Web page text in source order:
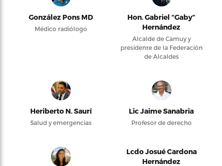
González Pons MD
Médico radiólogo
Hon. Gabriel “Gaby”
Hernández
Alcalde de Camuy y
presidente de la Federación
de Alcaldes
Heriberto N. Saurí
Salud y emergencias
Lic Jaime Sanabria
Profesor de derecho
Lcdo Josué Cardona
Hernández